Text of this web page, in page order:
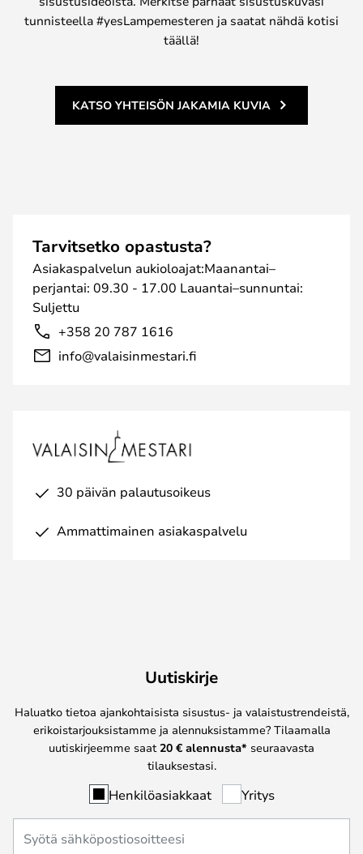
tunnisteella #yesLampemesteren ja saatat nähdä kotisi
täällä!
KATSO YHTEISÖN JAKAMIA KUVIA
Tarvitsetko opastusta?
Asiakaspalvelun aukioloajat:Maanantai–
perjantai: 09.30 - 17.00 Lauantai–sunnuntai:
Suljettu
+358 20 787 1616
info@valaisinmestari.fi
30 päivän palautusoikeus
Ammattimainen asiakaspalvelu
Uutiskirje
Haluatko tietoa ajankohtaisista sisustus- ja valaistustrendeistä,
erikoistarjouksistamme ja alennuksistamme? Tilaamalla
uutiskirjeemme saat 20 € alennusta* seuraavasta
tilauksestasi.
Henkilöasiakkaat Yritys